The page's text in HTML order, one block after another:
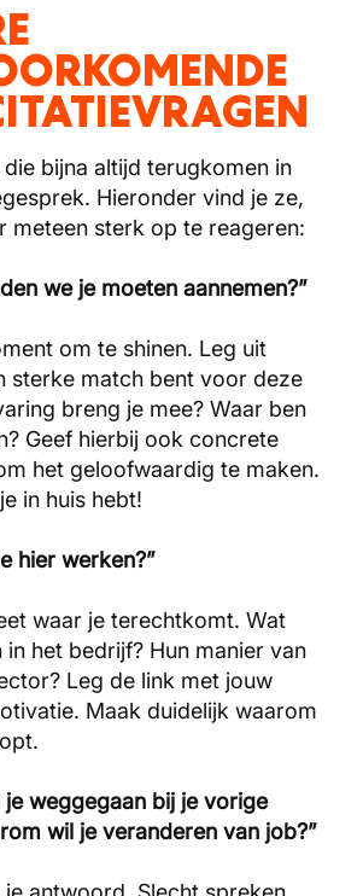
bijna altijd terugkomen in
Hieronder vind je ze,
meteen sterk op te reageren:
we je moeten aannemen?”
om te shinen. Leg uit
sterke match bent voor deze
breng je mee? Waar ben
Geef hierbij ook concrete
het geloofwaardig te maken.
in huis hebt!
hier werken?”
waar je terechtkomt. Wat
in het bedrijf? Hun manier van
Leg de link met jouw
Maak duidelijk waarom
je weggegaan bij je vorige
wil je veranderen van job?”